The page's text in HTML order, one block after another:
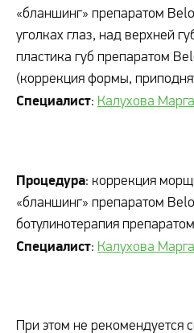
«бланшинг» препаратом
уголках глаз, над верхней
пластика губ препаратом
(коррекция формы,
Специалист: Калухова
Процедура: коррекция
«бланшинг» препаратом
ботулинотерапия
Специалист: Калухова
При этом не рекомендуется